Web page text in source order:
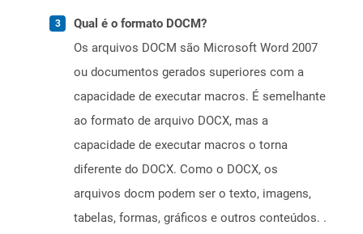
Qual é o formato DOCM?
Os arquivos DOCM são Microsoft Word 2007
ou documentos gerados superiores com a
capacidade de executar macros. É semelhante
ao formato de arquivo DOCX, mas a
capacidade de executar macros o torna
diferente do DOCX. Como o DOCX, os
arquivos docm podem ser o texto, imagens,
tabelas, formas, gráficos e outros conteúdos. .